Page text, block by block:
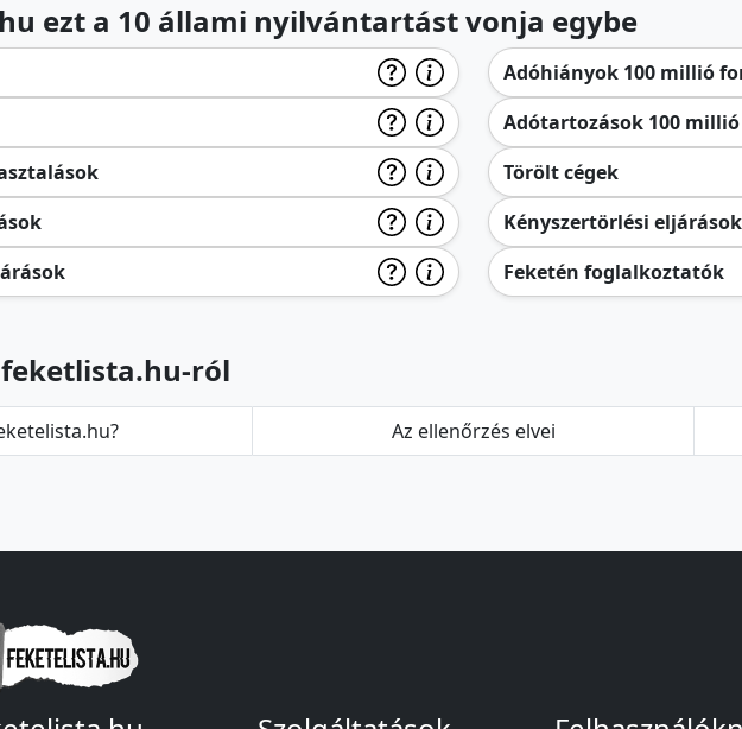
ezt a 10 állami nyilvántartást vonja egybe
Adóhiányok 100 millió
Adótartozások 100
Törölt cégek
Kényszertörlési eljárások
Feketén foglalkoztatók
ról
Az ellenőrzés elvei